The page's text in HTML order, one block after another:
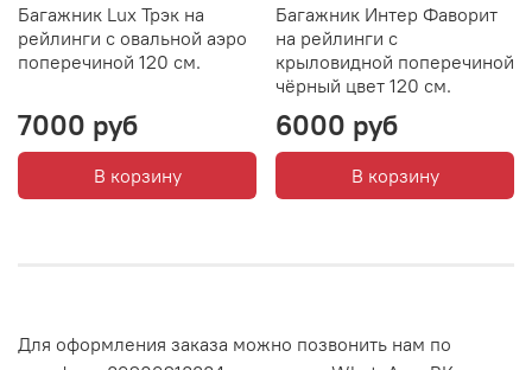
Багажник Lux Трэк на
рейлинги с овальной аэро
поперечиной 120 см.
7000 руб
В корзину
Багажник Интер Фаворит
на рейлинги с
крыловидной поперечиной
чёрный цвет 120 см.
6000 руб
В корзину
Для оформления заказа можно позвонить нам по